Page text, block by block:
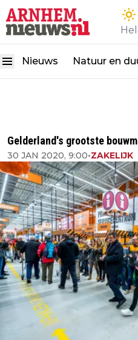
Nieuws Natuur en
Gelderland's grootste
30 JAN 2020, 9:00•ZAKELIJK